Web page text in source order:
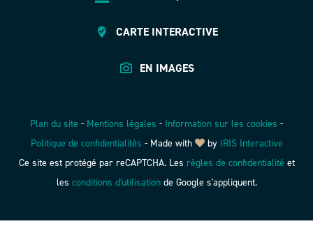
CARTE INTERACTIVE
EN IMAGES
Plan du site - Mentions légales - Information sur les cookies -
Politique de confidentialités -Made with by IRIS Interactive
Ce site est protégé par reCAPTCHA. Les règles de confidentialité et
les conditions d'utilisationde Google s'appliquent.